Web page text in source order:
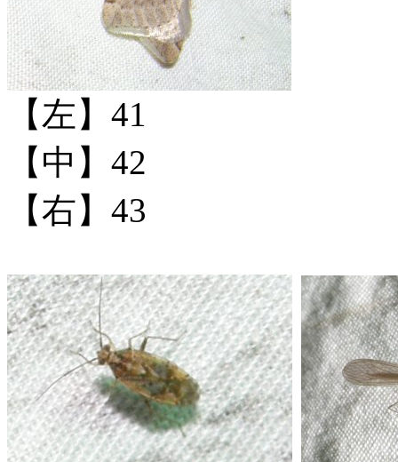
【左】41
【中】42
【右】43